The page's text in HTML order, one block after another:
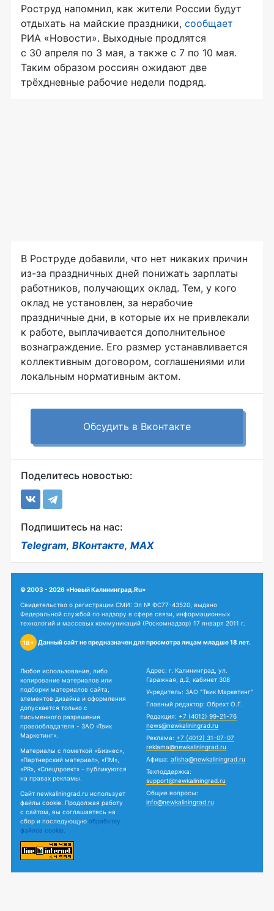
Роструд напомнил, как жители России будут
отдыхать на майские праздники, сообщает
РИА «Новости». Выходные продлятся
с 30 апреля по 3 мая, а также с 7 по 10 мая.
Таким образом россиян ожидают две
трёхдневные рабочие недели подряд.
В Роструде добавили, что нет никаких причин
из-за праздничных дней понижать зарплаты
работников, получающих оклад. Тем, у кого
оклад не установлен, за нерабочие
праздничные дни, в которые их не привлекали
к работе, выплачивается дополнительное
вознаграждение. Его размер устанавливается
коллективным договором, соглашениями или
локальным нормативным актом.
Обсудить в Вконтакте
Поделитесь новостью:
Подпишитесь на нас:
Telegram, ВКонтакте, MAX
© 2003 - 2026 «Новый Калининград.Ru»
Свидетельство о регистрации СМИ: Эл № ФС77-43520, выдано
Федеральной службой по надзору в сфере связи, информационных
технологий и массовых коммуникаций (Роскомнадзор) 17 января 2011 г.
18+ Данный сайт не предназначен для просмотра лицам младше 18 лет.
Любое использование, либо
копирование материалов или
подборки материалов сайта,
элементов дизайна и оформления
допускается только с
письменного разрешения
правообладателя - ЗАО «Твик
Маркетинг».
Материалы с пометкой «Бизнес»,
«Партнерский материал», «ПМ»,
«PR», «Спецпроект» - публикуются
на правах рекламы.
Сайт newkaliningrad.ru использует
файлы cookie. Продолжая работу
с сайтом, вы соглашаетесь на
сбор и последующую обработку
файлов cookie.
Адрес: г. Калининград, ул.
Гаражная, д.2, кабинет 308
Учредитель: ЗАО "Твик Маркетинг"
Главный редактор: Обрехт О.Г.
Редакция: +7 (4012) 99-21-76
news@newkaliningrad.ru
Реклама: +7 (4012) 31-07-07
reklama@newkaliningrad.ru
Афиша: afisha@newkaliningrad.ru
Техподдержка:
support@newkaliningrad.ru
Общие вопросы:
info@newkaliningrad.ru